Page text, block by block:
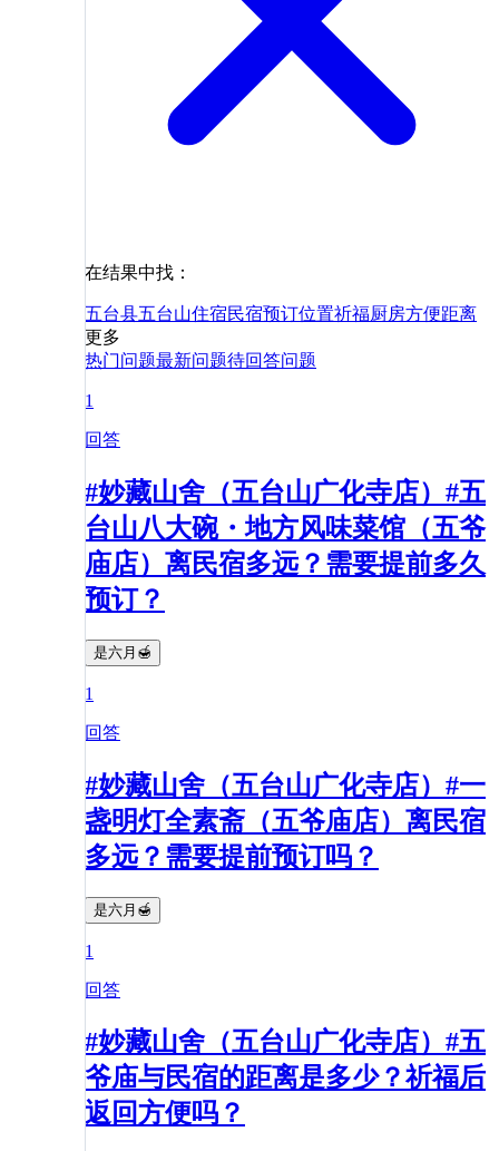
在结果中找：
五台县五台山住宿民宿预订位置祈福厨房方便距离
更多
热门问题最新问题待回答问题
1
回答
#妙藏山舍（五台山广化寺店）#五
台山八大碗・地方风味菜馆（五爷
庙店）离民宿多远？需要提前多久
预订？
是六月🍯
1
回答
#妙藏山舍（五台山广化寺店）#一
盏明灯全素斋（五爷庙店）离民宿
多远？需要提前预订吗？
是六月🍯
1
回答
#妙藏山舍（五台山广化寺店）#五
爷庙与民宿的距离是多少？祈福后
返回方便吗？